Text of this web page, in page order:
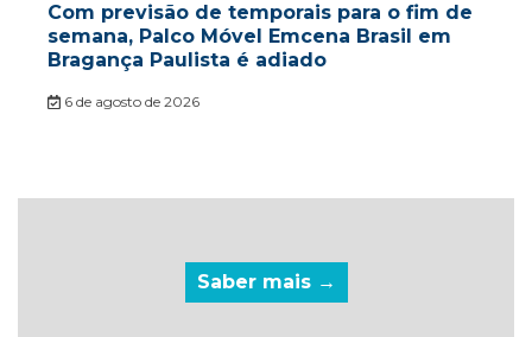
Com previsão de temporais para o fim de
semana, Palco Móvel Emcena Brasil em
Bragança Paulista é adiado
6 de agosto de 2026
Saber mais →